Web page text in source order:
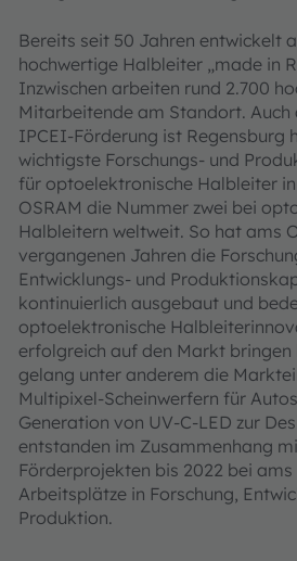
Bereits seit 50 Jahren entwickelt
hochwertige Halbleiter „made in
Inzwischen arbeiten rund 2.700
Mitarbeitende am Standort. Auch
IPCEI-Förderung ist Regensburg
wichtigste Forschungs- und
für optoelektronische Halbleiter
OSRAM die Nummer zwei bei
Halbleitern weltweit. So hat ams
vergangenen Jahren die
Entwicklungs- und
kontinuierlich ausgebaut und
optoelektronische
erfolgreich auf den Markt bringen
gelang unter anderem die
Multipixel-Scheinwerfern für
Generation von UV-C-LED zur
entstanden im Zusammenhang
Förderprojekten bis 2022 bei ams
Arbeitsplätze in Forschung,
Produktion.